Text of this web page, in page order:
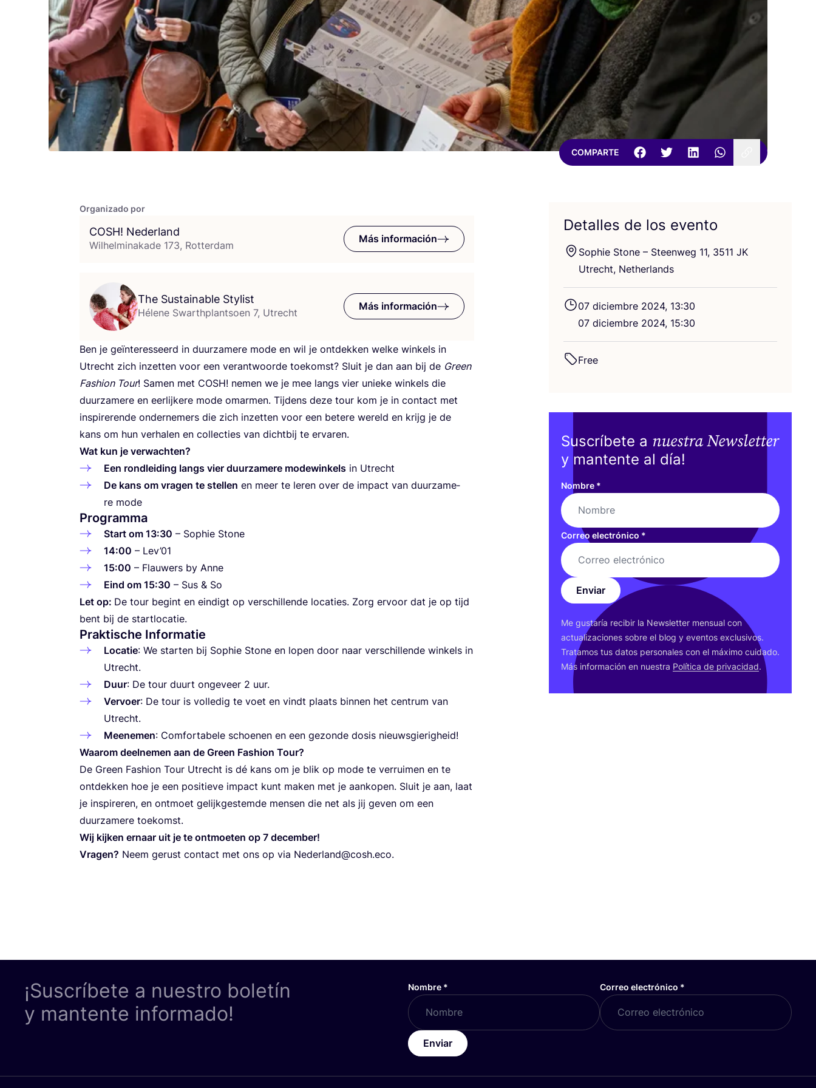
COMPARTE
Organizado por
COSH! Nederland
Wilhelminakade 173, Rotterdam
Más información
The Sustainable Stylist
Hélene Swarthplantsoen 7, Utrecht
Más información
Ben je geïn­te­res­seerd in duur­za­me­re mode en wil je ont­dek­ken wel­ke win­kels in
Utrecht zich inzet­ten voor een verant­woor­de toe­komst? Sluit je dan aan bij de Green
Fashion Tour! Samen met COSH! nemen we je mee langs vier unie­ke win­kels die
duur­za­me­re en eer­lij­ke­re mode omar­men. Tij­dens deze tour kom je in con­tact met
ins­pi­re­ren­de onder­ne­mers die zich inzet­ten voor een bete­re wereld en krijg je de
kans om hun verha­len en collec­ties van dicht­bij te ervaren.
Wat kun je verwachten?
Een rond­lei­ding langs vier duur­za­me­re mode­win­kels in Utrecht
De kans om vra­gen te ste­llen en meer te leren over de impact van duur­za­me­
re mode
Programma
Start om 13:30 – Sophie Stone
14:00 – Lev’01
15:00 – Flau­wers by Anne
Eind om 15:30 – Sus & So
Let op: De tour begint en ein­digt op vers­chi­llen­de loca­ties. Zorg ervoor dat je op tijd
bent bij de startlocatie.
Praktische Informatie
Loca­tie: We star­ten bij Sophie Sto­ne en lopen door naar vers­chi­llen­de win­kels in
Utrecht.
Duur: De tour duurt onge­veer 2 uur.
Ver­voer: De tour is volle­dig te voet en vindt plaats bin­nen het cen­trum van
Utrecht.
Mee­ne­men: Com­for­ta­be­le schoe­nen en een gezon­de dosis nieuwsgierigheid!
Waa­rom deel­ne­men aan de Green Fashion Tour?
De Green Fashion Tour Utrecht is dé kans om je blik op mode te verrui­men en te
ont­dek­ken hoe je een posi­tie­ve impact kunt maken met je aan­ko­pen. Sluit je aan, laat
je ins­pi­re­ren, en ont­moet gelijk­ges­tem­de men­sen die net als jij geven om een
duur­za­me­re toekomst.
Wij kij­ken ernaar uit je te ont­moe­ten op 7 december!
Vra­gen? Neem gerust con­tact met ons op via Nederland@cosh.eco.
Detalles de los evento
Sophie Sto­ne – Steen­weg 11, 3511 JK
Utrecht, Netherlands
07 diciem­bre 2024, 13:30
07 diciem­bre 2024, 15:30
Free
Suscríbete a nuestra Newsletter
y mantente al día!
Nombre *
Correo electrónico *
Enviar
Me gus­ta­ría reci­bir la News­let­ter men­sual con
actua­li­za­cio­nes sobre el blog y even­tos exclu­si­vos.
Tra­ta­mos tus datos per­so­na­les con el máxi­mo cui­da­do.
Más infor­ma­ción en nues­tra Polí­ti­ca de pri­va­ci­dad.
¡Suscríbete a nuestro boletín
y mantente informado!
Nombre * Correo electrónico *
Enviar